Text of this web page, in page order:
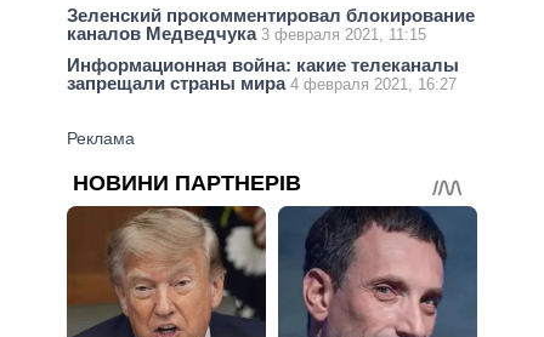
Зеленский прокомментировал блокирование
каналов Медведчука 3 февраля 2021, 11:15
Информационная война: какие телеканалы
запрещали страны мира 4 февраля 2021, 16:27